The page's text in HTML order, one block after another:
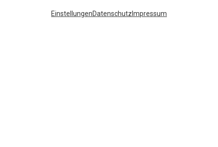
EinstellungenDatenschutz Impressum